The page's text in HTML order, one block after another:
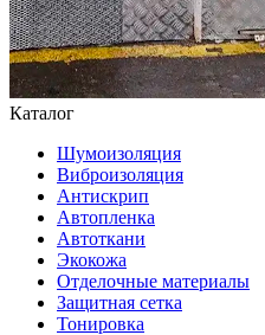
Каталог
Шумоизоляция
Виброизоляция
Антискрип
Автопленка
Автоткани
Экокожа
Отделочные материалы
Защитная сетка
Тонировка